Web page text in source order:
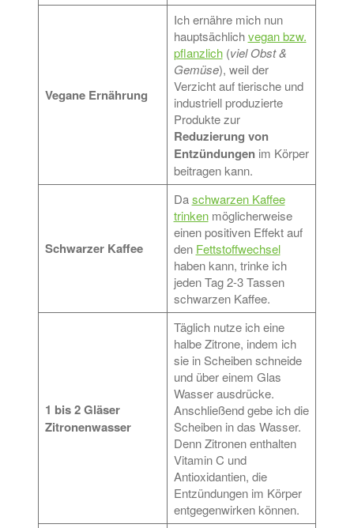
Vegane Ernährung
Ich ernähre mich nun
hauptsächlichvegan bzw.
pflanzlich(viel Obst &
Gemüse), weil der
Verzicht auf tierische und
industriell produzierte
Produkte zur
Reduzierung von
Entzündungenim Körper
beitragen kann.
Schwarzer Kaffee
Daschwarzen Kaffee
trinkenmöglicherweise
einen positiven Effekt auf
den Fettstoffwechsel
haben kann, trinke ich
jeden Tag 2-3 Tassen
schwarzen Kaffee.
1 bis 2 Gläser
Zitronenwasser
Täglich nutze ich eine
halbe Zitrone, indem ich
sie in Scheiben schneide
und über einem Glas
Wasser ausdrücke.
Anschließend gebe ich die
Scheiben in das Wasser.
Denn Zitronen enthalten
Vitamin C und
Antioxidantien, die
Entzündungen im Körper
entgegenwirken können.